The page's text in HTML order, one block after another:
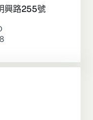
興路255號